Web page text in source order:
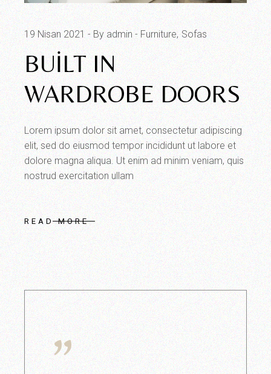
19 Nisan 2021 By admin Furniture Sofas
BUILT IN
WARDROBE DOORS
Lorem ipsum dolor sit amet, consectetur adipiscing
elit, sed do eiusmod tempor incididunt ut labore et
dolore magna aliqua. Ut enim ad minim veniam, quis
nostrud exercitation ullam
READ MORE